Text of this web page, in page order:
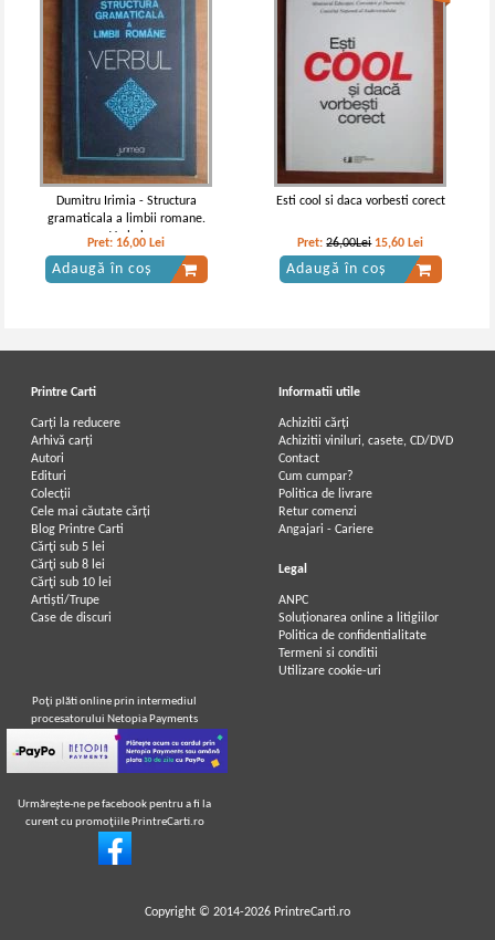
Dumitru Irimia - Structura
gramaticala a limbii romane.
Verbul
Pret: 16,00 Lei
Adaugă în coș
Esti cool si daca vorbesti corect
Pret:26,00Lei 15,60 Lei
Adaugă în coș
Printre Carti
Carți la reducere
Arhivă carți
Autori
Edituri
Colecții
Cele mai căutate cărți
Blog Printre Carti
Cărţi sub 5 lei
Cărţi sub 8 lei
Cărţi sub 10 lei
Artiști/Trupe
Case de discuri
Informatii utile
Achizitii cărți
Achizitii viniluri, casete, CD/DVD
Contact
Cum cumpar?
Politica de livrare
Retur comenzi
Angajari - Cariere
Legal
ANPC
Soluționarea online a litigiilor
Politica de confidentialitate
Termeni si conditii
Utilizare cookie-uri
Poţi plăti online prin intermediul
procesatorului Netopia Payments
Urmăreşte-ne pe facebook pentru a fi la
curent cu promoţiile PrintreCarti.ro
Copyright © 2014-2026 PrintreCarti.ro